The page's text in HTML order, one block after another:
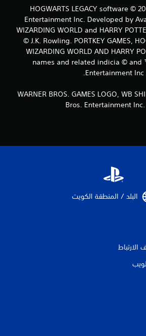
ي
م
ا
ت
HOGWARTS LEGACY software ©
Entertainment Inc. Developed by
WIZARDING WORLD and HARRY
© J.K. Rowling. PORTKEY GAMES,
WIZARDING WORLD AND HARRY
names and related indicia © and
Entertainment Inc.
WARNER BROS. GAMES LOGO, WB
Bros. Entertainment Inc.
البلد / المنطقة الكويت‏